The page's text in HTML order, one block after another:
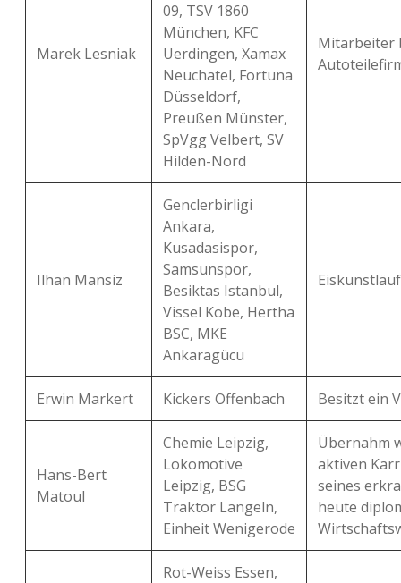
Marek Lesniak
09, TSV 1860
München, KFC
Uerdingen, Xamax
Neuchatel, Fortuna
Düsseldorf,
Preußen Münster,
SpVgg Velbert, SV
Hilden-Nord
Mitarbeiter
Ilhan Mansiz
Genclerbirligi
Ankara,
Kusadasispor,
Samsunspor,
Besiktas Istanbul,
Vissel Kobe, Hertha
BSC, MKE
Ankaragücu
Erwin Markert Kickers Offenbach Besitzt ein
Hans-Bert
Matoul
Chemie Leipzig,
Lokomotive
Leipzig, BSG
Traktor Langeln,
Einheit Wenigerode
Übernahm
aktiven
seines
heute
Rot-Weiss Essen,